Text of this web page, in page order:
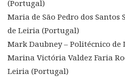
(Portugal)
Maria de São Pedro dos Santos
de Leiria (Portugal)
Mark Daubney – Politécnico
Marina Victória Valdez Faria
Leiria (Portugal)